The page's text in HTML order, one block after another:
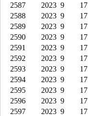
2587
2023 9 17
2588
2023 9 17
2589
2023 9 17
2590
2023 9 17
2591
2023 9 17
2592
2023 9 17
2593
2023 9 17
2594
2023 9 17
2595
2023 9 17
2596
2023 9 17
2597
2023 9 17